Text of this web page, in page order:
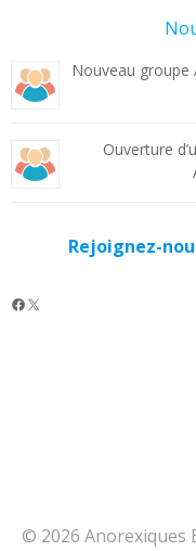
Nouveau groupe
Ouverture
Rejoignez-
Facebook X
© 2026 Anorexiques